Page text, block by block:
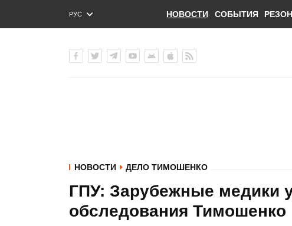
РУС
ENG
НОВОСТИ СОБЫТИЯ
НОВОСТИ ДЕЛО ТИМОШЕНКО
ГПУ: Зарубежные медики
обследования Тимошенко